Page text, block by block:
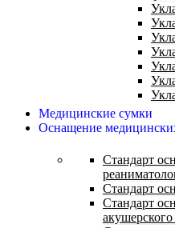
Медицинские сумки
Оснащение
Стандарт
Стандарт
Стандарт